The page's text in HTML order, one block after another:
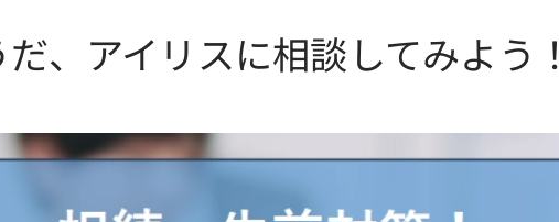
だ、アイリスに相談してみよう！